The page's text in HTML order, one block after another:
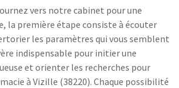
vers notre cabinet pour une
la première étape consiste à écouter
les paramètres qui vous semblent
indispensable pour initier une
et orienter les recherches pour
à Vizille (38220). Chaque possibilité